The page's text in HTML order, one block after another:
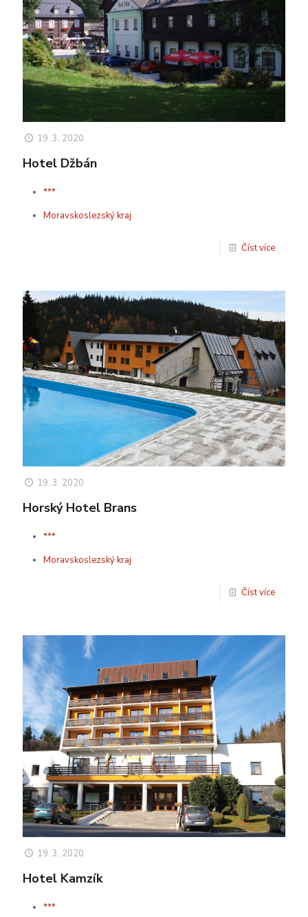
19. 3. 2020
Hotel Džbán
***
Moravskoslezský kraj
Číst více
19. 3. 2020
Horský Hotel Brans
***
Moravskoslezský kraj
Číst více
19. 3. 2020
Hotel Kamzík
***